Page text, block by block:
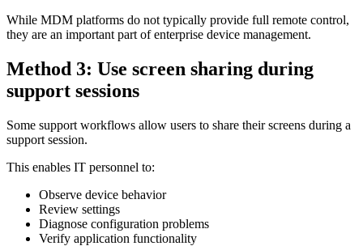
While MDM platforms do not typically provide full remote control,
they are an important part of enterprise device management.
Method 3: Use screen sharing during
support sessions
Some support workflows allow users to share their screens during a
support session.
This enables IT personnel to:
Observe device behavior
Review settings
Diagnose configuration problems
Verify application functionality